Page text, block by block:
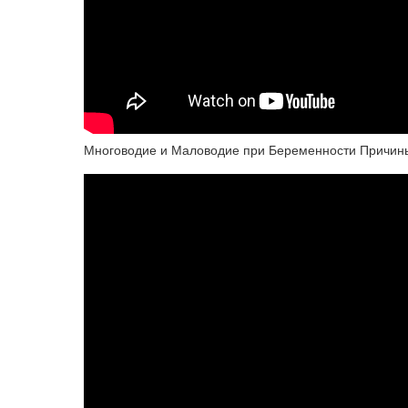
Многоводие и Маловодие при Беременности